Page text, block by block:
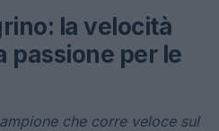
la velocità
passione per le
che corre veloce sul